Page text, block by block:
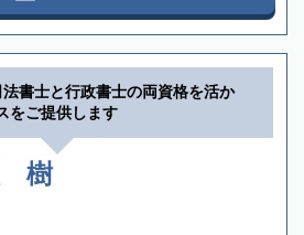
法書士と行政書士の両資格を活か
をご提供します
樹